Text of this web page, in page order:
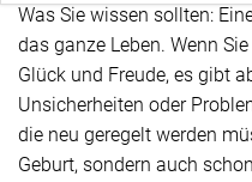
Was Sie wissen sollten:
das ganze Leben. Wenn
Glück und Freude, es gibt
Unsicherheiten oder
die neu geregelt werden
Geburt, sondern auch